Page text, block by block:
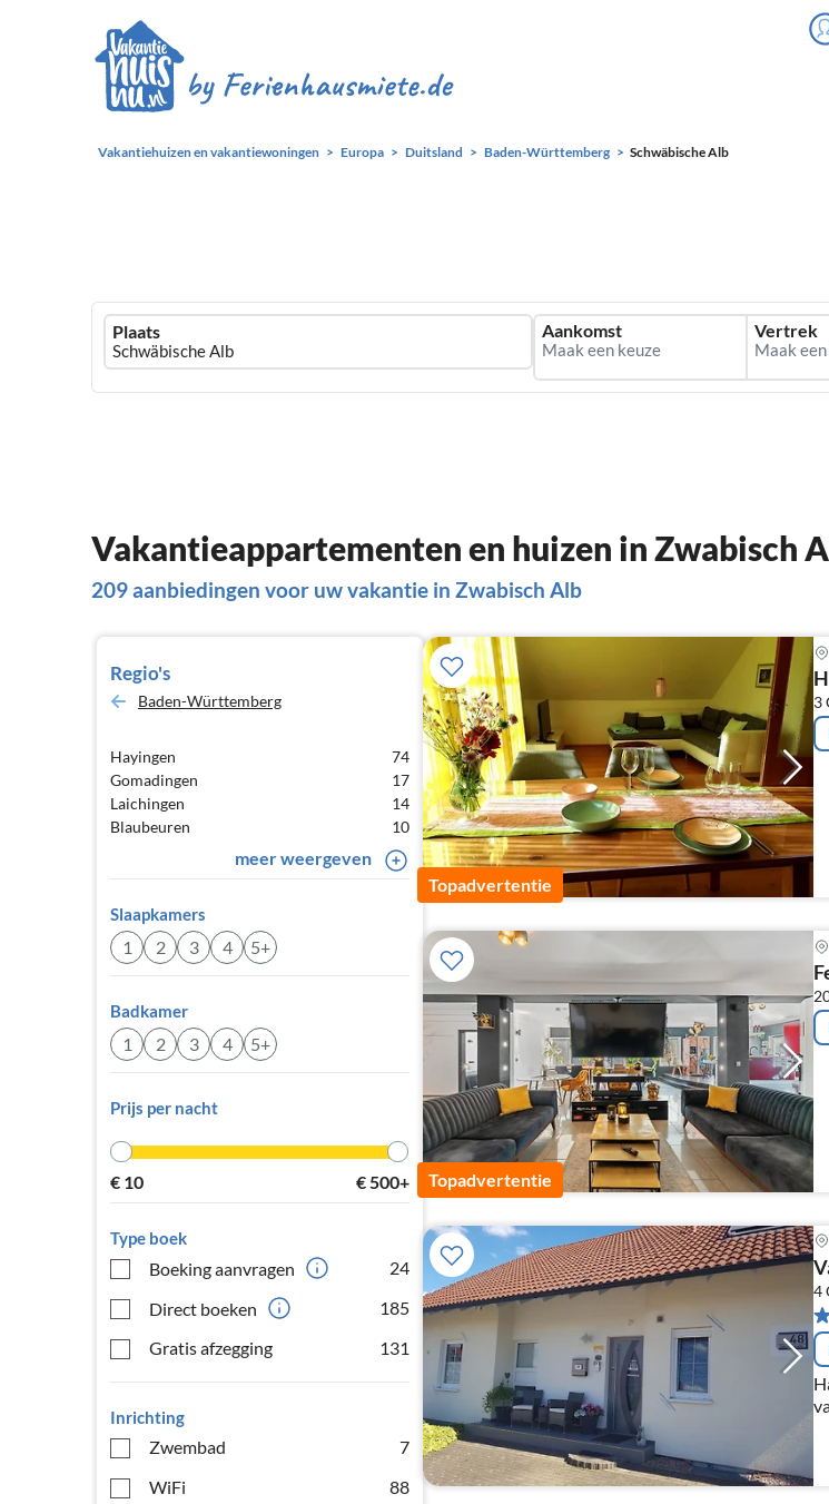
Vakantiehuizen en vakantiewoningen Europa Duitsland Baden-Württemberg Schwäbische Alb
Ferienhausmiete
logo
Plaats Aankomst Vertrek
Vakantieappartementen en huizen in Zwabisch
209 aanbiedingen voor uw vakantie in Zwabisch Alb
Regio's
Baden-Württemberg
Hayingen
74
Gomadingen
17
Laichingen
14
Blaubeuren
10
meer weergeven
Slaapkamers
1 2 3 4 5+
Badkamer
1 2 3 4 5+
Prijs per nacht
€ 10 €500+
Type boek
Boeking aanvragen
24
Direct boeken
185
Gratis afzegging
131
Inrichting
Zwembad
7
WiFi
88
Topadvertentie
3
Topadvertentie
4